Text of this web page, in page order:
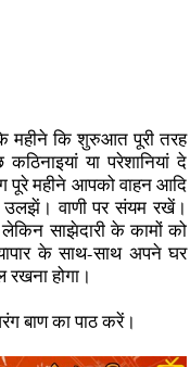
महीने कि शुरुआत पूरी तरह
या परेशानियां दे
महीने आपको वाहन आदि
उलझें। वाणी पर संयम रखें।
साझेदारी के कामों को
के साथ-साथ अपने घर
होगा।
बाण का पाठ करें।